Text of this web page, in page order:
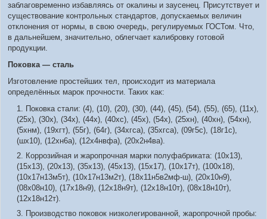
заблаговременно избавляясь от окалины и заусенец. Присутствует и
существование контрольных стандартов, допускаемых величин
отклонения от нормы, в свою очередь, регулируемых ГОСТом. Что,
в дальнейшем, значительно, облегчает калибровку готовой
продукции.
Поковка — сталь
Изготовление простейших тел, происходит из материала
определённых марок прочности. Таких как:
Поковка стали: (4), (10), (20), (30), (44), (45), (54), (55), (65), (11х),
(25х), (30х), (34х), (44х), (40хс), (45х), (54х), (25хн), (40хн), (54хн),
(5хнм), (19хгт), (55г), (64г), (34хгса), (35хгса), (09г5с), (18г1с),
(шх10), (12хн6а), (12х4нвфа), (20х2н4ва).
Коррозийная и жаропрочная марки полуфабриката: (10х13),
(15х13), (20х13), (35х13), (45х13), (15х17), (10х17т), (100х18),
(10х17н13м5т), (10х17н13м2т), (18х11н5в2мф-ш), (20х10н9),
(08х08н10), (17х18н9), (12х18н9т), (12х18н10т), (08х18н10т),
(12х18н12т).
Производство поковок низколегированной, жаропрочной пробы: